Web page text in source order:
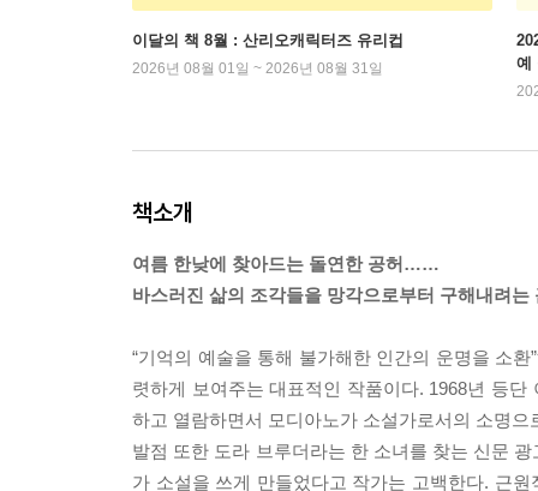
이달의 책 8월 : 산리오캐릭터즈 유리컵
2026년 08월 01일 ~ 2026년 08월 31일
예
책소개
여름 한낮에 찾아드는 돌연한 공허……
바스러진 삶의 조각들을 망각으로부터 구해내려는
“기억의 예술을 통해 불가해한 인간의 운명을 소
렷하게 보여주는 대표적인 작품이다. 1968년 등
하고 열람하면서 모디아노가 소설가로서의 소명
발점 또한 도라 브루더라는 한 소녀를 찾는 신문
가 소설을 쓰게 만들었다고 작가는 고백한다. 근